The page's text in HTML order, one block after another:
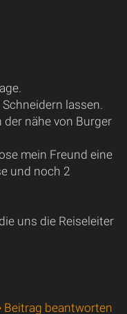
lassen.
der nähe von Burger
mein Freund eine
und noch 2
uns die Reiseleiter
Beitrag beantworten